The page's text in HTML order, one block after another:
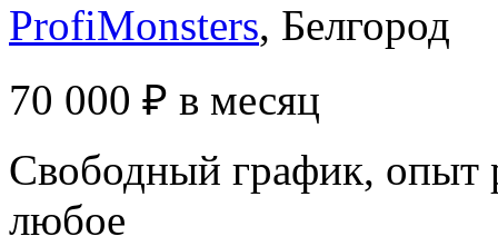
ProfiMonsters, Белгород
70 000 ₽ в месяц
Свободный график, опыт
любое